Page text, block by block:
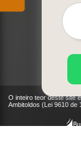
O inteiro teor deste site
Ambitoldos (Lei 9610 de